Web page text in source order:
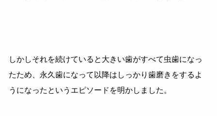
しかしそれを続けていると大きい歯がすべて虫歯になっ
たため、永久歯になって以降はしっかり歯磨きをするよ
うになったというエピソードを明かしました。